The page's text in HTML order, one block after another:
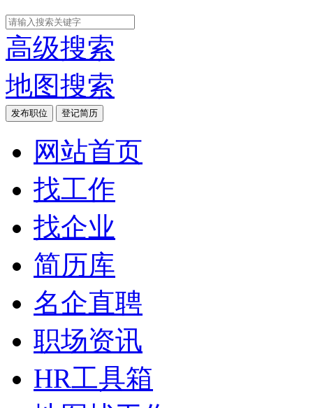
高级搜索
地图搜索
发布职位 登记简历
网站首页
找工作
找企业
简历库
名企直聘
职场资讯
HR工具箱